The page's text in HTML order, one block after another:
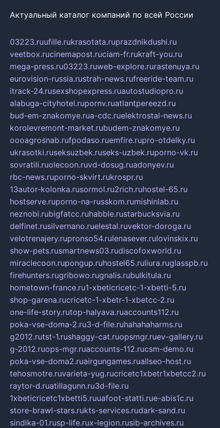
Актуальный каталог компаний по всей России
03223.ruufille.rukrasotata.ruprazdnikdushi.ru
veetbox.rucinemapost.ruciam-fr.rukraft-you.ru
mega-press.ru03223.ruweb-explore.rurastenuya.ru
eurovision-russia.rustrah-news.rufreeride-team.ru
itrack-24.rusexshopexpress.ruautostudiopro.ru
alabuga-cityhotel.rupornv.ruatlantpereezd.ru
bud-em-znakomye.rua-cdc.ruelektrostal-news.ru
korolevremont-market.rubudem-znakomye.ru
oooagrosnab.rufpodaso.ruemfire.rupro-otdelky.ru
ukrasotki.ruseksuzbek.ruseks-uzbek.ruporno-vk.ru
sovratili.ruolecoon.ruvd-dosug.ruadonyev.ru
rbc-news.ruporno-skvirt.rukrospr.ru
13autor-kolonka.rusormol.ru2rich.ruhostel-65.ru
hostserve.ruporno-na-russkom.rumishinlab.ru
neznobi.rubigfatcc.ruhabble.rustarbucksvia.ru
delfinet.rusilvernano.ruelestal.ruvektor-doroga.ru
velotrenajery.rupronso54.rulenasever.rulovinskix.ru
show-pets.rusmartnews03.rudiscofoxworld.ru
miraclecoon.rupongup.ruhostel65.ruliura.ruglasspb.ru
firehunters.rugribowo.rugnalis.rubulkitula.ru
hometown-france.ru1-xbeticricetc-1-xbetti-5.ru
shop-garena.rucricetc-1-xbetr-1-xbetcc-2.ru
one-life-story.rutop-halyava.ruaccounts112.ru
poka-vse-doma-2.ru3-d-file.ruhahahaharms.ru
g2012.rutst-1.rushaggy-cat.ruopsmgr.ruev-gallery.ru
g-2012.ruops-mgr.ruaccounts-112.rucsm-demo.ru
poka-vse-doma2.ruairgungames.ruallseo-host.ru
tehosmotre.ruvarieta-yug.rucricetc1xbetr1xbetcc2.ru
raytor-d.ruatillagunn.ru3d-file.ru
1xbeticricetc1xbetti5.ruuafoot-statti.rue-abis1c.ru
store-brawl-stars.rukts-services.rudark-sand.ru
sindika-01.rusp-life.rux-legion.rusib-archives.ru